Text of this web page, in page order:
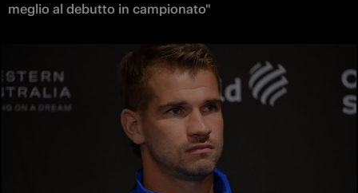
meglio al debutto in campionato"